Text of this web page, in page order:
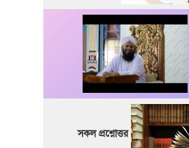
সকল প্রশ্নোত্তর